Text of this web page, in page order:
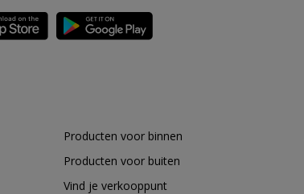
Producten voor binnen
Producten voor buiten
Vind je verkooppunt